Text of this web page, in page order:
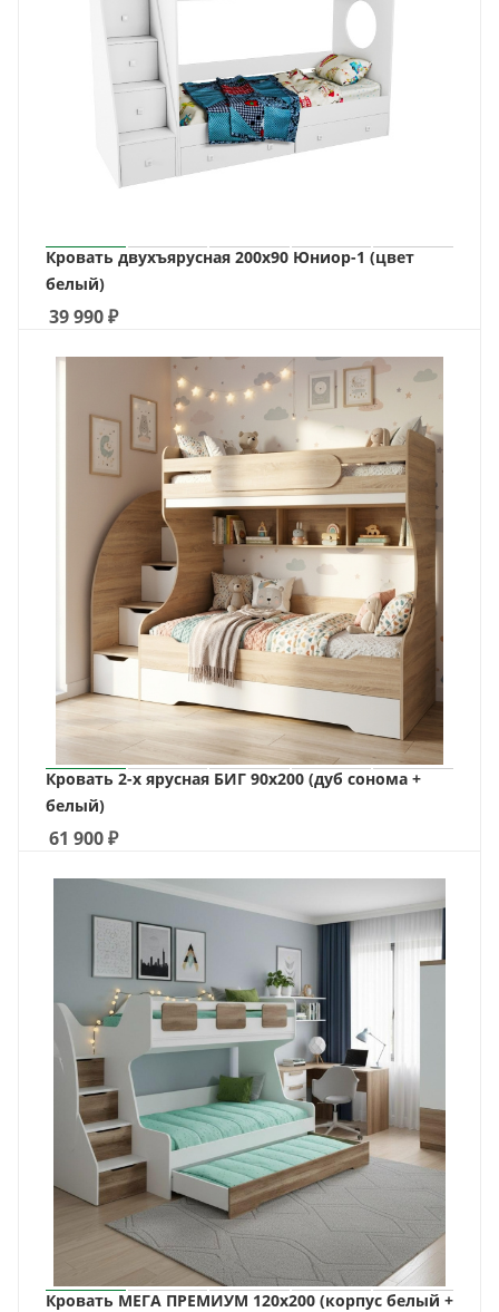
Кровать двухъярусная 200х90 Юниор-1 (цвет
белый)
39 990₽
Кровать 2-х ярусная БИГ 90х200 (дуб сонома +
белый)
61 900₽
Кровать МЕГА ПРЕМИУМ 120х200 (корпус белый +